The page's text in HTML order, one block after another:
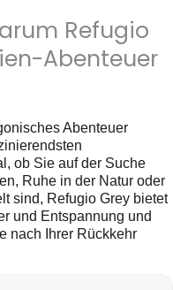
Refugio
Abenteuer
Abenteuer
ob Sie auf der Suche
Ruhe in der Natur oder
sind, Refugio Grey bietet
und Entspannung und
nach Ihrer Rückkehr